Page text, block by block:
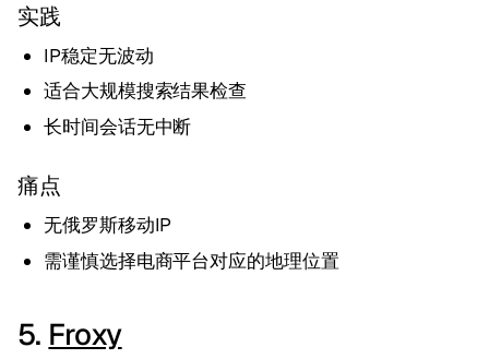
实践
IP稳定无波动
适合大规模搜索结果检查
长时间会话无中断
痛点
无俄罗斯移动IP
需谨慎选择电商平台对应的地理位置
5. Froxy